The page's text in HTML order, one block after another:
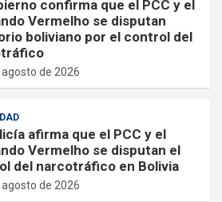
confirma que el PCC y el
Vermelho se disputan
boliviano por el control del
agosto de 2026
afirma que el PCC y el
Vermelho se disputan el
del narcotráfico en Bolivia
agosto de 2026